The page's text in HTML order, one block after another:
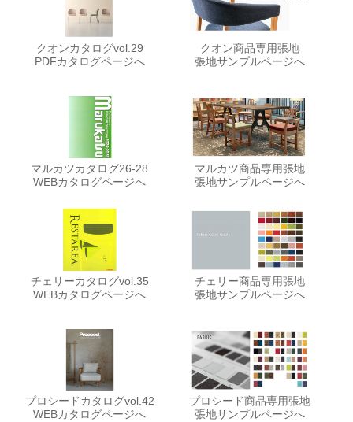
クオンカタログvol.29
PDFカタログページへ
クオン商品専用張地
張地サンプルページへ
マルカツカタログ26-28
WEBカタログページへ
マルカツ商品専用張地
張地サンプルページへ
チェリーカタログvol.35
WEBカタログページへ
チェリー商品専用張地
張地サンプルページへ
プロシードカタログvol.42
WEBカタログページへ
プロシード商品専用張地
張地サンプルページへ